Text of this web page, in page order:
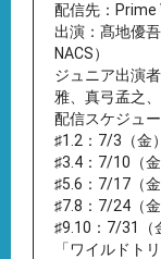
配信先：Prime
出演：髙地優
NACS）
ジュニア出演
雅、真⼸孟之
配信スケジュー
♯1.2：7/3（金）
♯3.4：7/10（金
♯5.6：7/17（金
♯7.8：7/24（金
♯9.10：7/31（
「ワイルドト